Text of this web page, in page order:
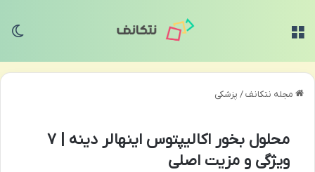
مجله نتکانف/ پزشکی
محلول بخور اکالیپتوس اینهالر دینه | ۷
ویژگی و مزیت اصلی